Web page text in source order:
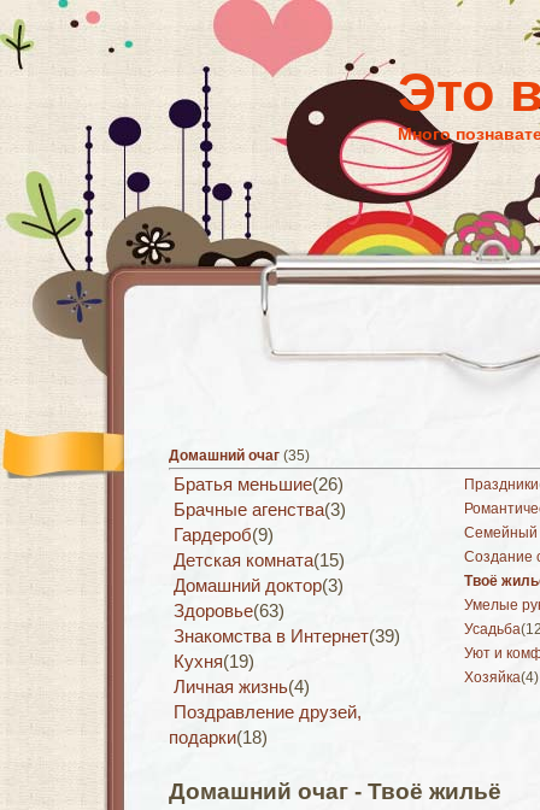
Это
Много
Домашний очаг (35)
Братья меньшие(26)
Брачные агенства(3)
Гардероб(9)
Детская комната(15)
Домашний доктор(3)
Здоровье(63)
Знакомства в Интернет(39)
Кухня(19)
Личная жизнь(4)
Поздравление друзей,
подарки(18)
Праздники
Семейный
Создание
Твоё
Умелые
Усадьба
Уют и
Хозяйка(4)
Домашний очаг - Твоё жильё